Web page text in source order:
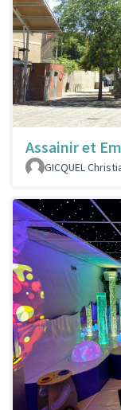
Assainir et
GICQUEL